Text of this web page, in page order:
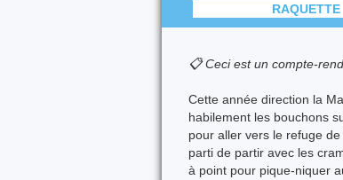
RAQUETTE
📋 Ceci est un compte-
Cette année direction la
habilement les bouchons
pour aller vers le refuge
parti de partir avec les
à point pour pique-niquer